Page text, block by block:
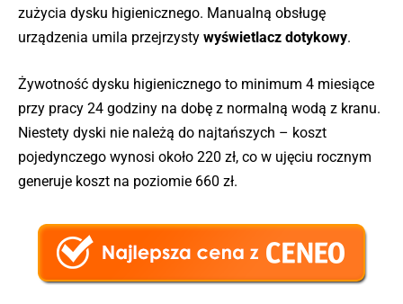
zużycia dysku higienicznego. Manualną obsługę
urządzenia umila przejrzysty wyświetlacz dotykowy.
Żywotność dysku higienicznego to minimum 4 miesiące
przy pracy 24 godziny na dobę z normalną wodą z kranu.
Niestety dyski nie należą do najtańszych – koszt
pojedynczego wynosi około 220 zł, co w ujęciu rocznym
generuje koszt na poziomie 660 zł.